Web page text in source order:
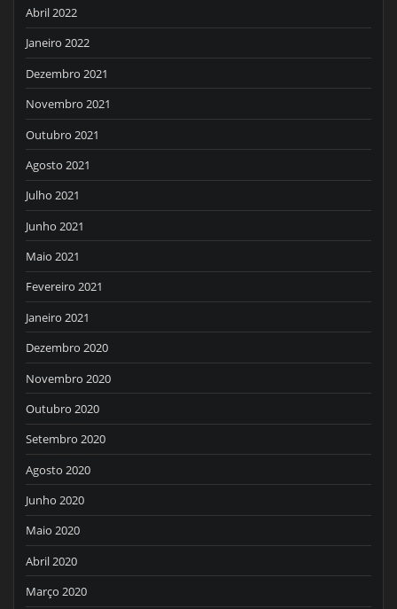
Abril 2022
Janeiro 2022
Dezembro 2021
Novembro 2021
Outubro 2021
Agosto 2021
Julho 2021
Junho 2021
Maio 2021
Fevereiro 2021
Janeiro 2021
Dezembro 2020
Novembro 2020
Outubro 2020
Setembro 2020
Agosto 2020
Junho 2020
Maio 2020
Abril 2020
Março 2020